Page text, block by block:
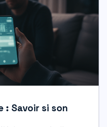
: Savoir si son